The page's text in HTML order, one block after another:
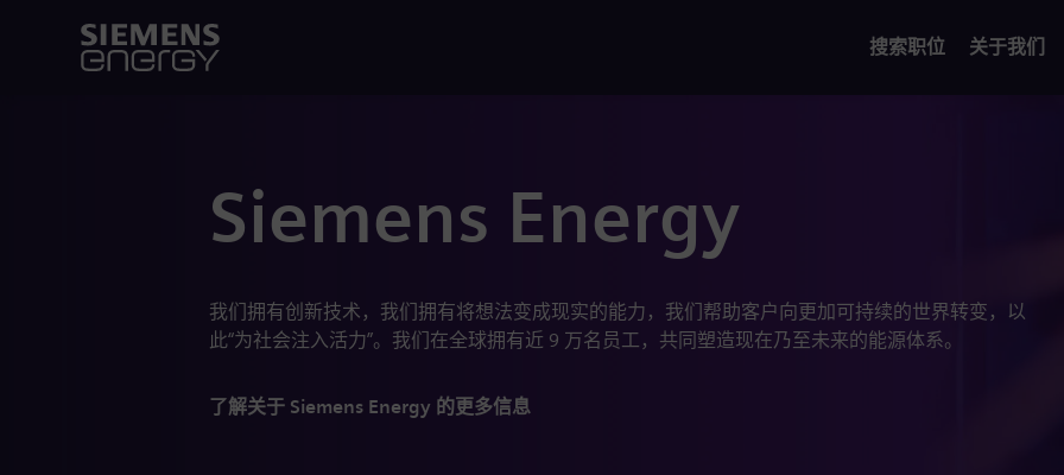
搜索职位 关于我们
Siemens Energy
我们拥有创新技术，我们拥有将想法变成现实的能力，我们帮助客户向更加可持续的世界转变，以
此“为社会注入活力”。我们在全球拥有近 9 万名员工，共同塑造现在乃至未来的能源体系。
了解关于 Siemens Energy 的更多信息